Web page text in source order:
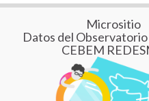
Micrositio
Datos del
CEBEM